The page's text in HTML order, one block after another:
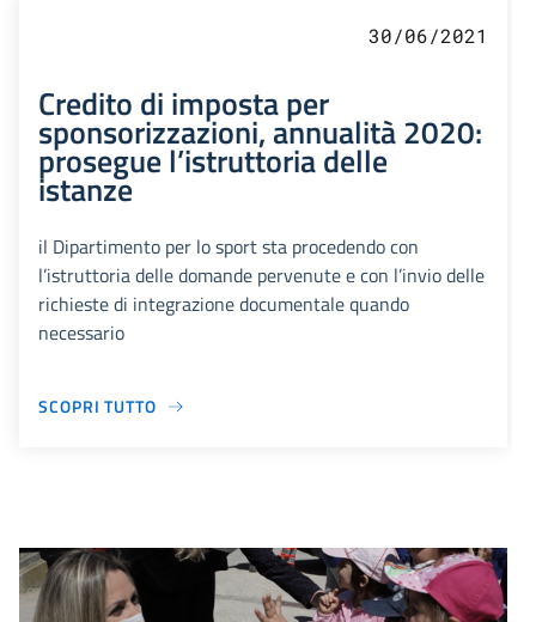
30/06/2021
Credito di imposta per
sponsorizzazioni, annualità 2020:
prosegue l’istruttoria delle
istanze
il Dipartimento per lo sport sta procedendo con
l’istruttoria delle domande pervenute e con l’invio delle
richieste di integrazione documentale quando
necessario
SCOPRI TUTTO